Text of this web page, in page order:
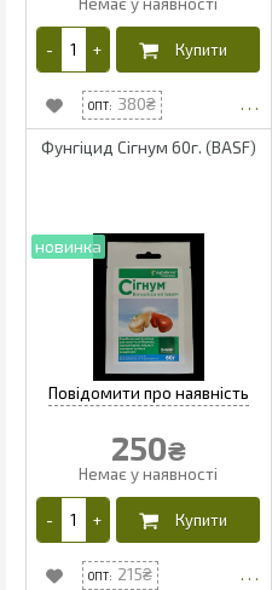
380
Фунгіцид Сігнум 60г. (BASF)
250₴
215